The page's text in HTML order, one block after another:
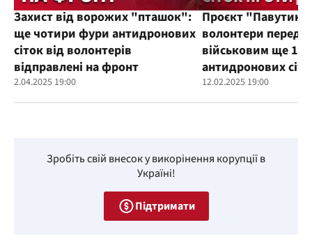
Захист від ворожих "пташок":
ще чотири фури антидронових
сіток від волонтерів
відправлені на фронт
2.04.2025 19:00
Проєкт
волонтери
військовим ще
антидронових
12.02.2025 19:00
Зробіть свій внесок у викорінення корупції в
Україні!
Підтримати